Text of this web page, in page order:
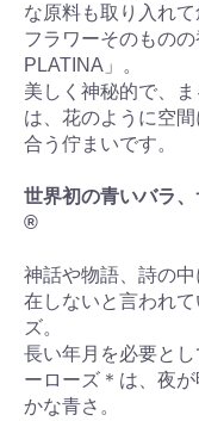
な原料も取り入れ
フラワーそのもの
PLATINA」。
美しく神秘的で、
は、花のように空
合う佇まいです。
世界初の青いバラ
®
神話や物語、詩の
在しないと言われ
ズ。
長い年月を必要と
ーローズ＊は、夜
かな青さ。